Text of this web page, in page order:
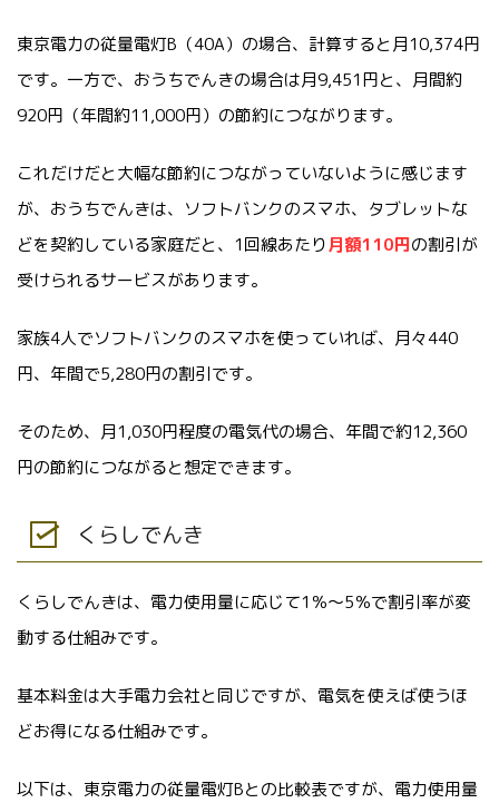
東京電力の従量電灯B（40A）の場合、計算すると月10,374円
です。一方で、おうちでんきの場合は月9,451円と、月間約
920円（年間約11,000円）の節約につながります。
これだけだと大幅な節約につながっていないように感じます
が、おうちでんきは、ソフトバンクのスマホ、タブレットな
どを契約している家庭だと、1回線あたり月額110円の割引が
受けられるサービスがあります。
家族4人でソフトバンクのスマホを使っていれば、月々440
円、年間で5,280円の割引です。
そのため、月1,030円程度の電気代の場合、年間で約12,360
円の節約につながると想定できます。
くらしでんき
くらしでんきは、電力使用量に応じて1％～5％で割引率が変
動する仕組みです。
基本料金は大手電力会社と同じですが、電気を使えば使うほ
どお得になる仕組みです。
以下は、東京電力の従量電灯Bとの比較表ですが、電力使用量